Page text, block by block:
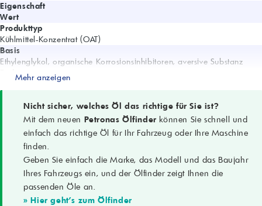
Eigenschaft
Wert
Produkttyp
Kühlmittel-Konzentrat (OAT)
Basis
Ethylenglykol, organische Korrosionsinhibitoren, aversive Substanz
Farbe
Gelb
Technologie
OAT (Organic Acid Technology)
Spezifikationen
ASTM D 6210 Type 1-FF, IVECO 18-1830-A002, CTR N° I103.N02
Einsatzbereich
Kühlmittel, Frostschutz- und Korrosionsschutzkonzentrat für
Motorkühlsysteme
Typische Dichte bei 15 °C
1,120 - 1,135 g/cm³
pH-Wert (bei 50 % Verdünnung)
Mehr anzeigen
Nicht sicher, welches Öl das richtige für Sie ist?
Mit dem neuen Petronas Ölfinder können Sie schnell und
einfach das richtige Öl für Ihr Fahrzeug oder Ihre Maschine
finden.
Geben Sie einfach die Marke, das Modell und das Baujahr
Ihres Fahrzeugs ein, und der Ölfinder zeigt Ihnen die
passenden Öle an.
» Hier geht's zum Ölfinder